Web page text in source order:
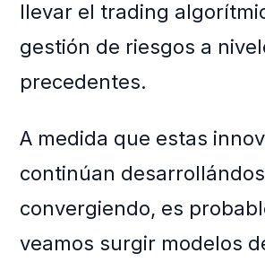
llevar el trading
gestión de riesgos a
precedentes.
A medida que estas
continúan
convergiendo, es
veamos surgir modelos